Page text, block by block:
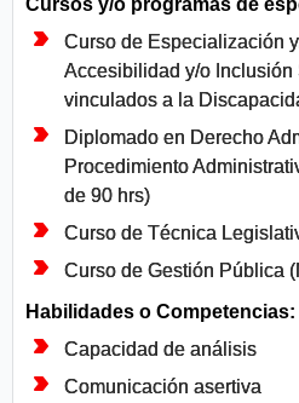
Cursos y/o programas de
Curso de Especialización
Accesibilidad y/o Inclusión
vinculados a la
Diplomado en Derecho
Procedimiento
de 90 hrs)
Curso de Técnica
Curso de Gestión Pública
Habilidades o Competencias:
Capacidad de análisis
Comunicación asertiva